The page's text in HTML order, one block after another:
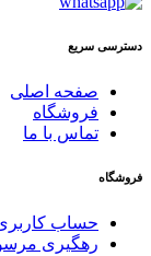
دسترسی سریع
صفحه اصلی
فروشگاه
تماس با ما
فروشگاه
حساب
رهگیری